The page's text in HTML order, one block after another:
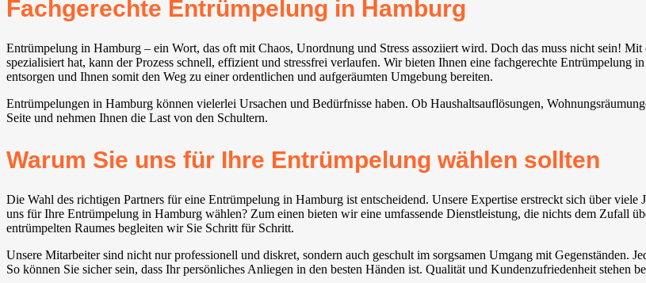
Fachgerechte Entrümpelung in Hamburg
Entrümpelung in Hamburg – ein Wort, das oft mit Chaos, Unordnung und Stress assoziiert wird. Doch das muss nicht sein!
spezialisiert hat, kann der Prozess schnell, effizient und stressfrei verlaufen. Wir bieten Ihnen eine fachgerechte
entsorgen und Ihnen somit den Weg zu einer ordentlichen und aufgeräumten Umgebung bereiten.
Entrümpelungen in Hamburg können vielerlei Ursachen und Bedürfnisse haben. Ob Haushaltsauflösungen,
Seite und nehmen Ihnen die Last von den Schultern.
Warum Sie uns für Ihre Entrümpelung wählen sollten
Die Wahl des richtigen Partners für eine Entrümpelung in Hamburg ist entscheidend. Unsere Expertise erstreckt sich über
uns für Ihre Entrümpelung in Hamburg wählen? Zum einen bieten wir eine umfassende Dienstleistung, die nichts dem Zufall
entrümpelten Raumes begleiten wir Sie Schritt für Schritt.
Unsere Mitarbeiter sind nicht nur professionell und diskret, sondern auch geschult im sorgsamen Umgang mit Gegenständen.
So können Sie sicher sein, dass Ihr persönliches Anliegen in den besten Händen ist. Qualität und Kundenzufriedenheit stehen